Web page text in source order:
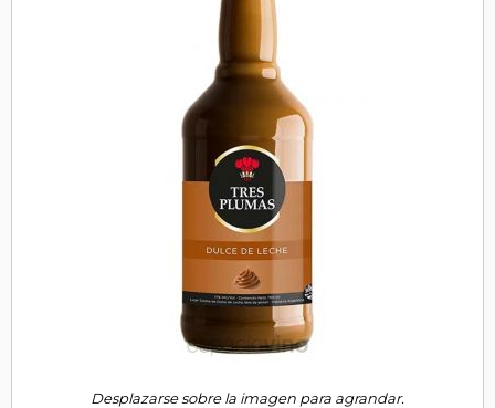
Desplazarse sobre la imagen para agrandar.